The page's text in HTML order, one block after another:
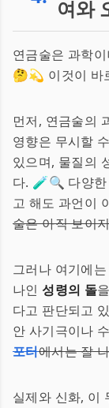
여와
연금술은 과학
🤔💫 이것이 바
먼저, 연금술의
영향은 무시할
있으며, 물질의
다. 🧪🔍 다양한
고 해도 과언이
술은 아직 보이
그러나 여기에
나인 성령의 돌
다고 판단되고
안 사기극이나
포터에서는 잘
실제와 신화, 이